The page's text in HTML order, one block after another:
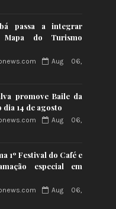
passa a integrar
do Turismo
Aug 06,
promove Baile da
14 de agosto
Aug 06,
1º Festival do Café e
especial em
Aug 06,